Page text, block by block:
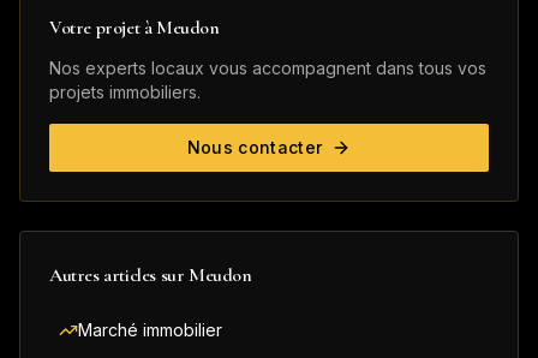
Votre projet à Meudon
Nos experts locaux vous accompagnent dans tous vos
projets immobiliers.
Nous contacter
Autres articles sur Meudon
Marché immobilier